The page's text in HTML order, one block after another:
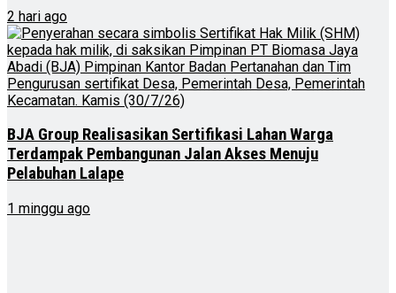
2 hari ago
BJA Group Realisasikan Sertifikasi Lahan Warga
Terdampak Pembangunan Jalan Akses Menuju
Pelabuhan Lalape
1 minggu ago